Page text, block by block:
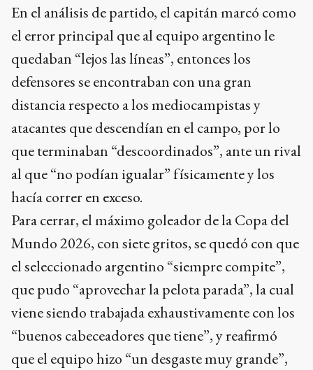
En el análisis de partido, el capitán marcó como
el error principal que al equipo argentino le
quedaban “lejos las líneas”, entonces los
defensores se encontraban con una gran
distancia respecto a los mediocampistas y
atacantes que descendían en el campo, por lo
que terminaban “descoordinados”, ante un rival
al que “no podían igualar” físicamente y los
hacía correr en exceso.
Para cerrar, el máximo goleador de la Copa del
Mundo 2026, con siete gritos, se quedó con que
el seleccionado argentino “siempre compite”,
que pudo “aprovechar la pelota parada”, la cual
viene siendo trabajada exhaustivamente con los
“buenos cabeceadores que tiene”, y reafirmó
que el equipo hizo “un desgaste muy grande”,